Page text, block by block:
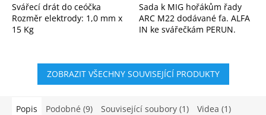
Svářecí drát do ceóčka
Rozměr elektrody: 1,0 mm x
15 Kg
Sada k MIG hořákům řady
ARC M22 dodávané fa. ALFA
IN ke svářečkám PERUN.
ZOBRAZIT VŠECHNY SOUVISEJÍCÍ PRODUKTY
Popis Podobné (9) Související soubory (1) Videa (1)